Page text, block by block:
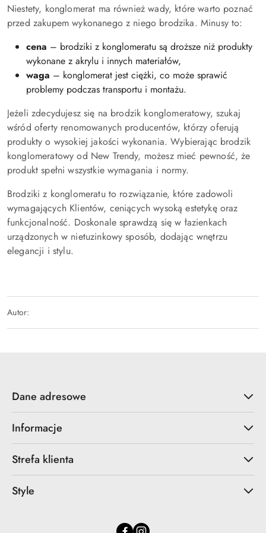
Niestety, konglomerat ma również wady, które warto poznać
przed zakupem wykonanego z niego brodzika. Minusy to:
cena – brodziki z konglomeratu są droższe niż produkty
wykonane z akrylu i innych materiałów,
waga – konglomerat jest ciężki, co może sprawić
problemy podczas transportu i montażu.
Jeżeli zdecydujesz się na brodzik konglomeratowy, szukaj
wśród oferty renomowanych producentów, którzy oferują
produkty o wysokiej jakości wykonania. Wybierając brodzik
konglomeratowy od New Trendy, możesz mieć pewność, że
produkt spełni wszystkie wymagania i normy.
Brodziki z konglomeratu to rozwiązanie, które zadowoli
wymagających Klientów, ceniących wysoką estetykę oraz
funkcjonalność. Doskonale sprawdzą się w łazienkach
urządzonych w nietuzinkowy sposób, dodając wnętrzu
elegancji i stylu.
Autor:
Dane adresowe
Informacje
Strefa klienta
Style